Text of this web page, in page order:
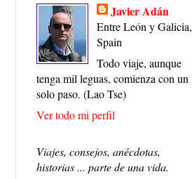
Javier Adán
Entre León y Galicia,
Spain
Todo viaje, aunque
tenga mil leguas, comienza con un
solo paso. (Lao Tse)
Ver todo mi perfil
Viajes, consejos, anécdotas,
historias ... parte de una vida.